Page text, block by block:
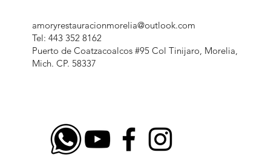
amoryrestauracionmorelia@outlook.com
Tel: 443 352 8162
Puerto de Coatzacoalcos #95 Col Tinijaro, Morelia,
Mich. CP. 58337